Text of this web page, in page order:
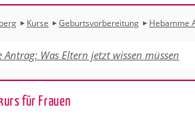
Hebammen
Geburtshäuser
Frauenärzte
Kliniken
Checklisten
Beratungsstellen
Kinderwunschzentren Nürnberg
Schwangerschaftskurse
Erste Hilfe & Beratung
Rückbildung
Kurse fürs Baby
Shopping
Wellness & Gesundheit
Kurse Geburtsvorbereitung Hebamme
Was Eltern jetzt wissen müssen
für Frauen